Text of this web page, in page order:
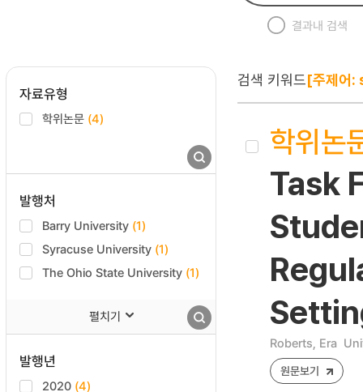
결과내 검색
자료유형
학위논문 (4)
발행처
Barry University (1)
Syracuse University (1)
The Ohio State University (1)
펼치기
발행년
2020 (4)
검색 키워드[주제
학위논
Task
Roberts, Era
원문보기